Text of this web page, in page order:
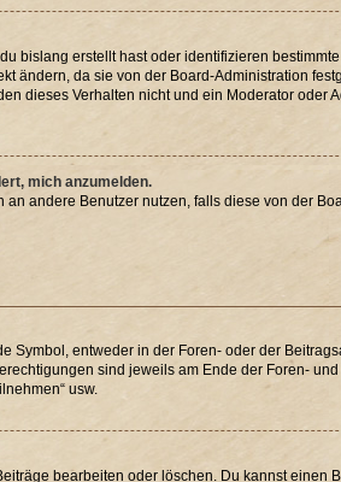
bislang erstellt hast oder identifizieren
ändern, da sie von der Board-Administration
dieses Verhalten nicht und ein Moderator oder
mich anzumelden.
andere Benutzer nutzen, falls diese von der
Symbol, entweder in der Foren- oder der
sind jeweils am Ende der Foren-
usw.
bearbeiten oder löschen. Du kannst einen